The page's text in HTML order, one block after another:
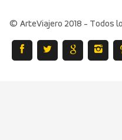
© ArteViajero 2018 - Todos